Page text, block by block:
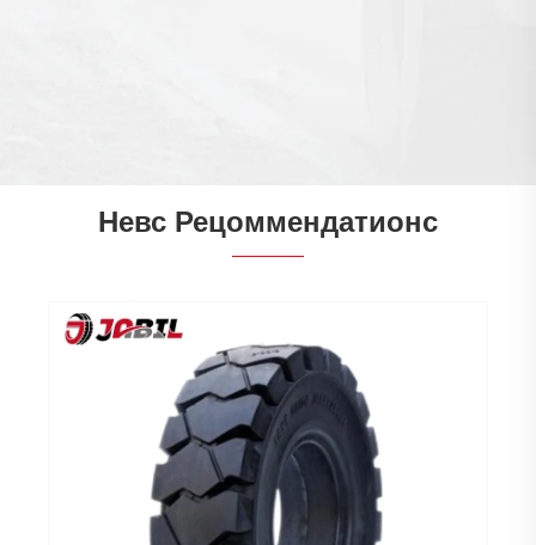
Невс Рецоммендатионс